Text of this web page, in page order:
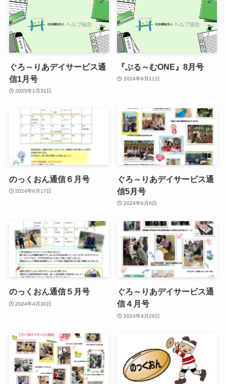
ぐろ～りあデイサービス通
信1月号
2025年1月31日
『ぶる～むONE』8月号
2024年9月11日
のっくおん通信６月号
2024年6月17日
ぐろ～りあデイサービス通
信5月号
2024年6月6日
のっくおん通信５月号
2024年4月30日
ぐろ～りあデイサービス通
信４月号
2024年4月29日